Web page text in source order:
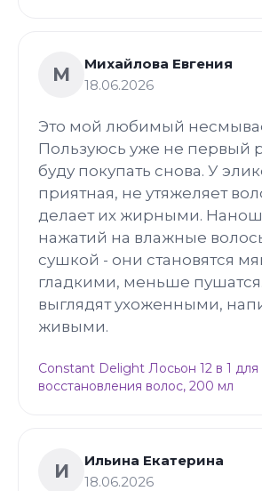
М
Михайлова Евгения
18.06.2026
Это мой любимый
Пользуюсь уже не первый
буду покупать снова. У
приятная, не утяжеляет
делает их жирными.
нажатий на влажные
сушкой - они становятся
гладкими, меньше
выглядят ухоженными,
живыми.
Constant Delight Лосьон 12 в 1 для
восстановления волос, 200 мл
И
Ильина Екатерина
18.06.2026